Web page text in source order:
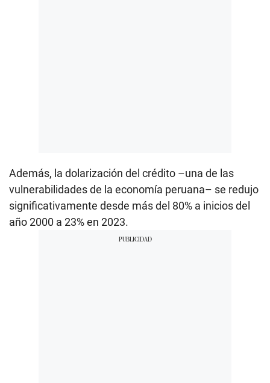
Además, la dolarización del crédito –una de las
vulnerabilidades de la economía peruana– se redujo
significativamente desde más del 80% a inicios del
año 2000 a 23% en 2023.